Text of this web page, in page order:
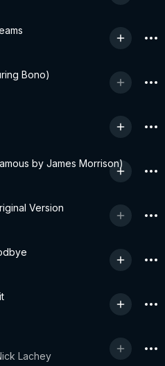
Bono)
by James Morrison)
Version
Lachey